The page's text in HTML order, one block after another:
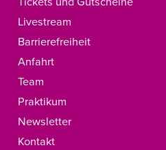
Livestream
Barrierefreiheit
Anfahrt
Team
Praktikum
Newsletter
Kontakt